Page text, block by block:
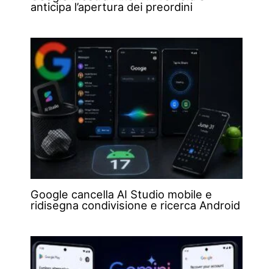
anticipa l’apertura dei preordini
Google cancella AI Studio mobile e
ridisegna condivisione e ricerca Android